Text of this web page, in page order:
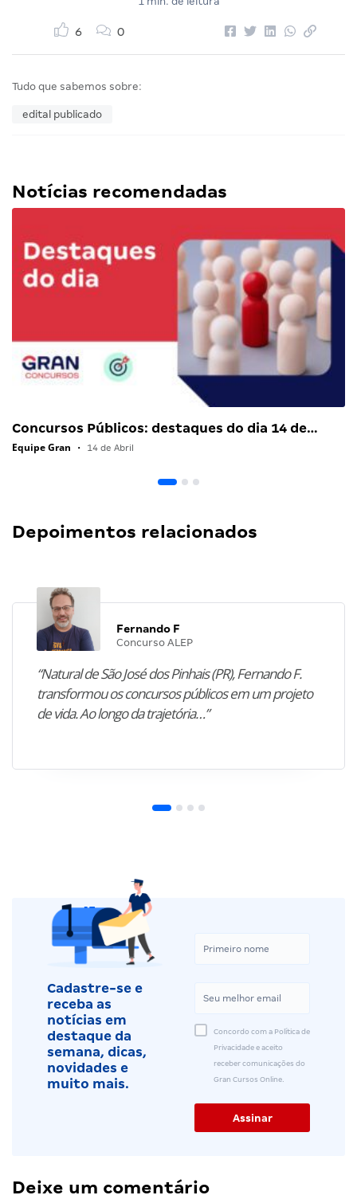
6 0
Tudo que sabemos sobre:
edital publicado
Notícias recomendadas
Concursos Públicos: destaques do dia 14 de…
Equipe Gran • 14 de Abril
Depoimentos relacionados
Fernando F
Concurso ALEP
“Natural de São José dos Pinhais (PR), Fernando F.
transformou os concursos públicos em um projeto
de vida. Ao longo da trajetória…”
Cadastre-se e
receba as
notícias em
destaque da
semana, dicas,
novidades e
muito mais.
Concordo com a Política de
Privacidade e aceito
receber comunicações do
Gran Cursos Online.
Deixe um comentário